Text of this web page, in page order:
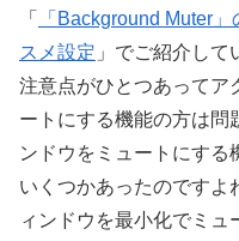
「
「Background Muter
スメ設定 」でご紹介し
注意点がひとつあってア
ートにする機能の方は問
ンドウをミュートにする
いくつかあったのですよ
ィンドウを最小化でミ